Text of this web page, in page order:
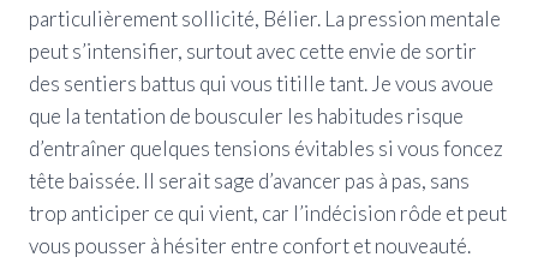
particulièrement sollicité, Bélier. La pression mentale
peut s’intensifier, surtout avec cette envie de sortir
des sentiers battus qui vous titille tant. Je vous avoue
que la tentation de bousculer les habitudes risque
d’entraîner quelques tensions évitables si vous foncez
tête baissée. Il serait sage d’avancer pas à pas, sans
trop anticiper ce qui vient, car l’indécision rôde et peut
vous pousser à hésiter entre confort et nouveauté.